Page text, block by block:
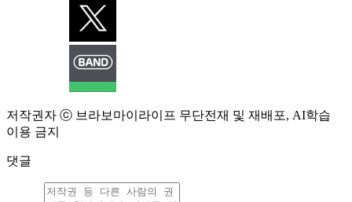
저작권자 ⓒ 브라보마이라이프 무단전재 및 재배포, AI학습
이용 금지
댓글